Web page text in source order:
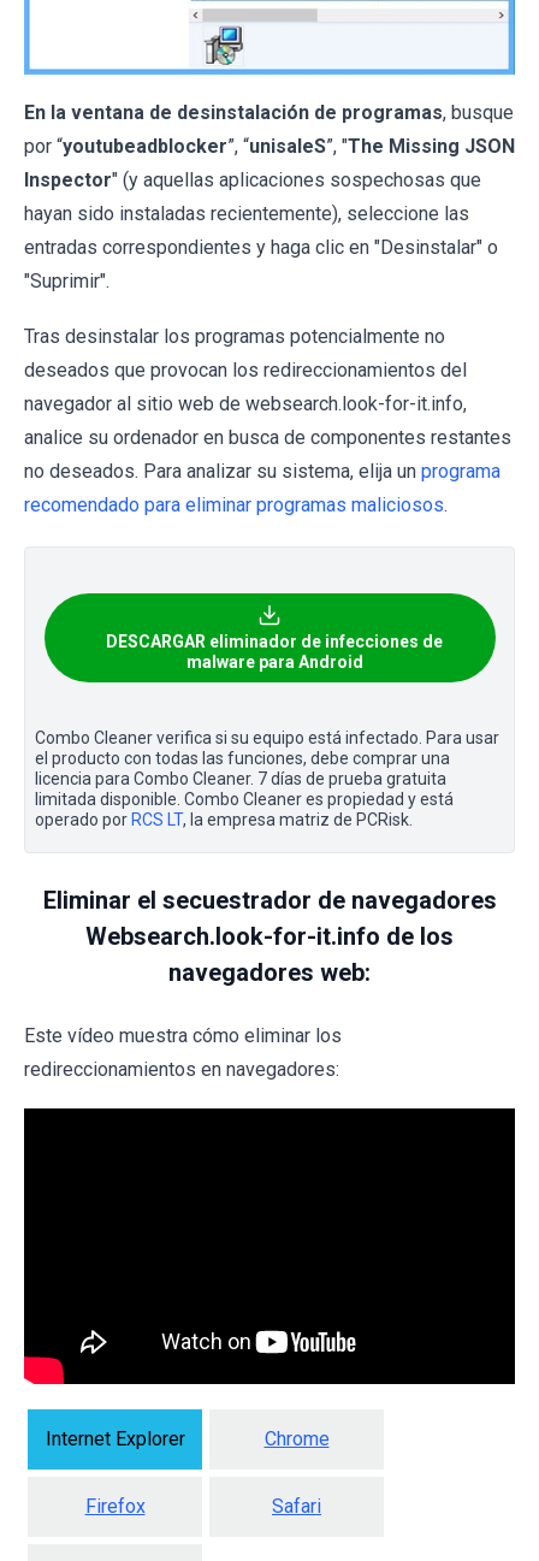
En la ventana de desinstalación de programas, busque
por “youtubeadblocker”, “unisaleS”, "The Missing JSON
Inspector" (y aquellas aplicaciones sospechosas que
hayan sido instaladas recientemente), seleccione las
entradas correspondientes y haga clic en "Desinstalar" o
"Suprimir".
Tras desinstalar los programas potencialmente no
deseados que provocan los redireccionamientos del
navegador al sitio web de websearch.look-for-it.info,
analice su ordenador en busca de componentes restantes
no deseados. Para analizar su sistema, elija un programa
recomendado para eliminar programas maliciosos.
DESCARGAR eliminador de infecciones de
malware para Android
Combo Cleaner verifica si su equipo está infectado. Para usar
el producto con todas las funciones, debe comprar una
licencia para Combo Cleaner. 7 días de prueba gratuita
limitada disponible. Combo Cleaner es propiedad y está
operado por RCS LT, la empresa matriz de PCRisk.
Eliminar el secuestrador de navegadores
Websearch.look-for-it.info de los
navegadores web:
Este vídeo muestra cómo eliminar los
redireccionamientos en navegadores:
Internet Explorer Chrome
Firefox Safari